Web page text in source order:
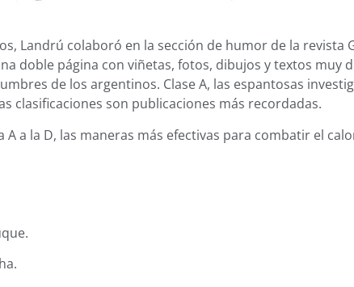
Landrú colaboró en la sección de humor de la revista
doble página con viñetas, fotos, dibujos y textos muy
de los argentinos. Clase A, las espantosas
clasificaciones son publicaciones más recordadas.
A a la D, las maneras más efectivas para combatir el